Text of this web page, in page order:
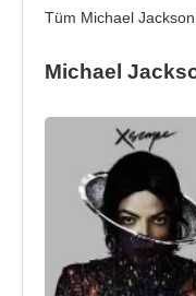
Jermaine'in
değiştirdi.
ilerliyordu.
The Jacksons
1984yılları
oluşturdukları
yükselmeye
albüm çıkaran
Tüm Michael Jackson
Michael